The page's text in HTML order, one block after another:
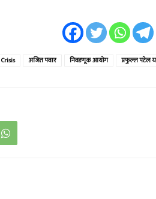
अजित पवार निवडणूक आयोग प्रफुल्ल पटेल